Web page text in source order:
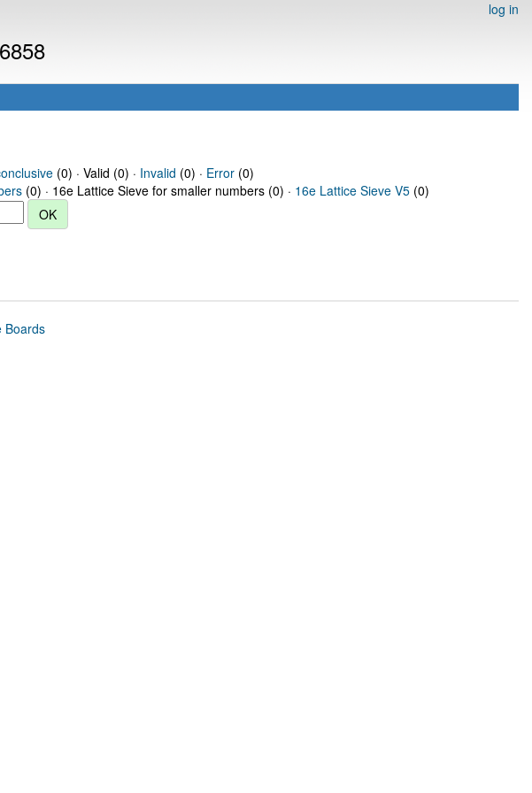
log in
(0) · Valid (0) · Invalid (0) · Error(0)
(0) · 16e Lattice Sieve for smaller numbers (0) · 16e Lattice Sieve V5 (0)
Boards